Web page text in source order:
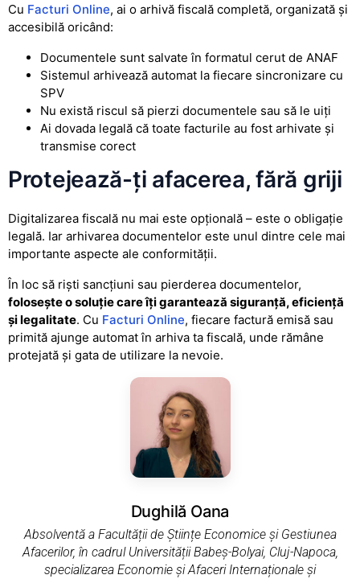
Cu Facturi Online, ai o arhivă fiscală completă, organizată și
accesibilă oricând:
Documentele sunt salvate în formatul cerut de ANAF
Sistemul arhivează automat la fiecare sincronizare cu
SPV
Nu există riscul să pierzi documentele sau să le uiți
Ai dovada legală că toate facturile au fost arhivate și
transmise corect
Protejează-ți afacerea, fără griji
Digitalizarea fiscală nu mai este opțională – este o obligație
legală. Iar arhivarea documentelor este unul dintre cele mai
importante aspecte ale conformității.
În loc să riști sancțiuni sau pierderea documentelor,
folosește o soluție care îți garantează siguranță, eficiență
și legalitate. Cu Facturi Online, fiecare factură emisă sau
primită ajunge automat în arhiva ta fiscală, unde rămâne
protejată și gata de utilizare la nevoie.
Dughilă Oana
Absolventă a Facultății de Științe Economice și Gestiunea
Afacerilor, în cadrul Universității Babeș-Bolyai, Cluj-Napoca,
specializarea Economie și Afaceri Internaționale și